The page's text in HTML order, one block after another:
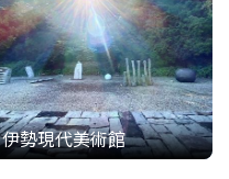
伊勢現代美術館